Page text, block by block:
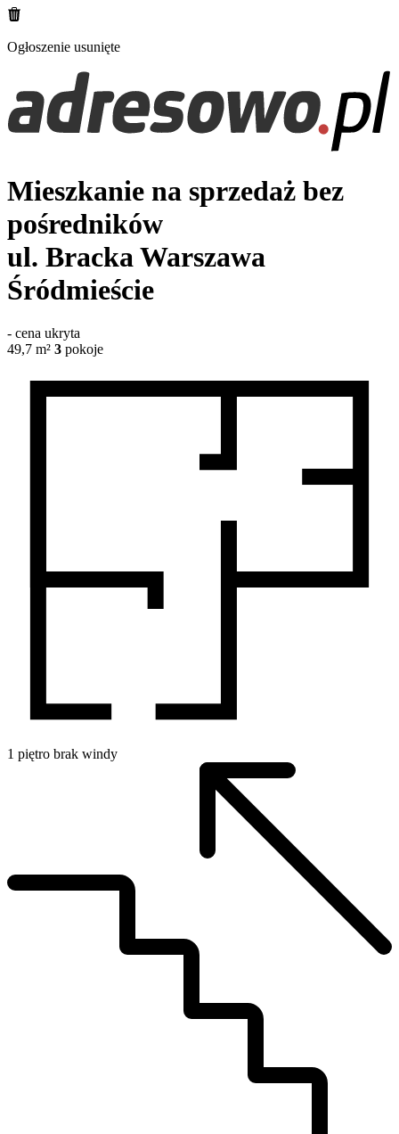
Ogłoszenie usunięte
Mieszkanie na sprzedaż bez
pośredników
ul. Bracka Warszawa
Śródmieście
- cena ukryta
49,7 m² 3 pokoje
1 piętro brak windy